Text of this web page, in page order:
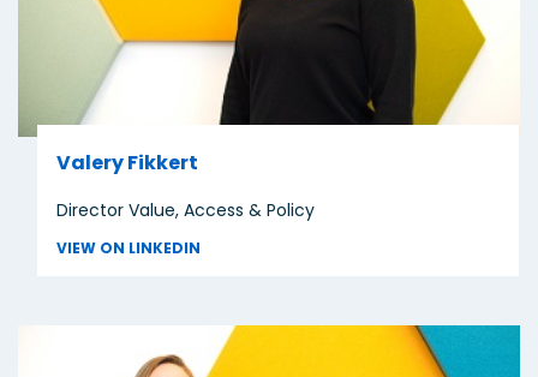
Valery Fikkert
Director Value, Access & Policy
VIEW ON LINKEDIN